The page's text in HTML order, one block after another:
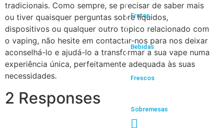
Frutas
Bebidas
Frescos
Sobremesas
tradicionais. Como sempre, se precisar de saber mais
ou tiver quaisquer perguntas sobre líquidos,
dispositivos ou qualquer outro tópico relacionado com
o vaping, não hesite em contactar-nos para nos deixar
aconselhá-lo e ajudá-lo a transformar a sua vape numa
experiência única, perfeitamente adequada às suas
necessidades.
2 Responses